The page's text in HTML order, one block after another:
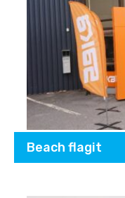
Beach flagit